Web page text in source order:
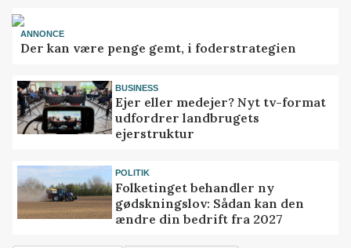
ANNONCE
Der kan være penge gemt, i foderstrategien
BUSINESS
Ejer eller medejer? Nyt tv-format
udfordrer landbrugets
ejerstruktur
POLITIK
Folketinget behandler ny
gødskningslov: Sådan kan den
ændre din bedrift fra 2027